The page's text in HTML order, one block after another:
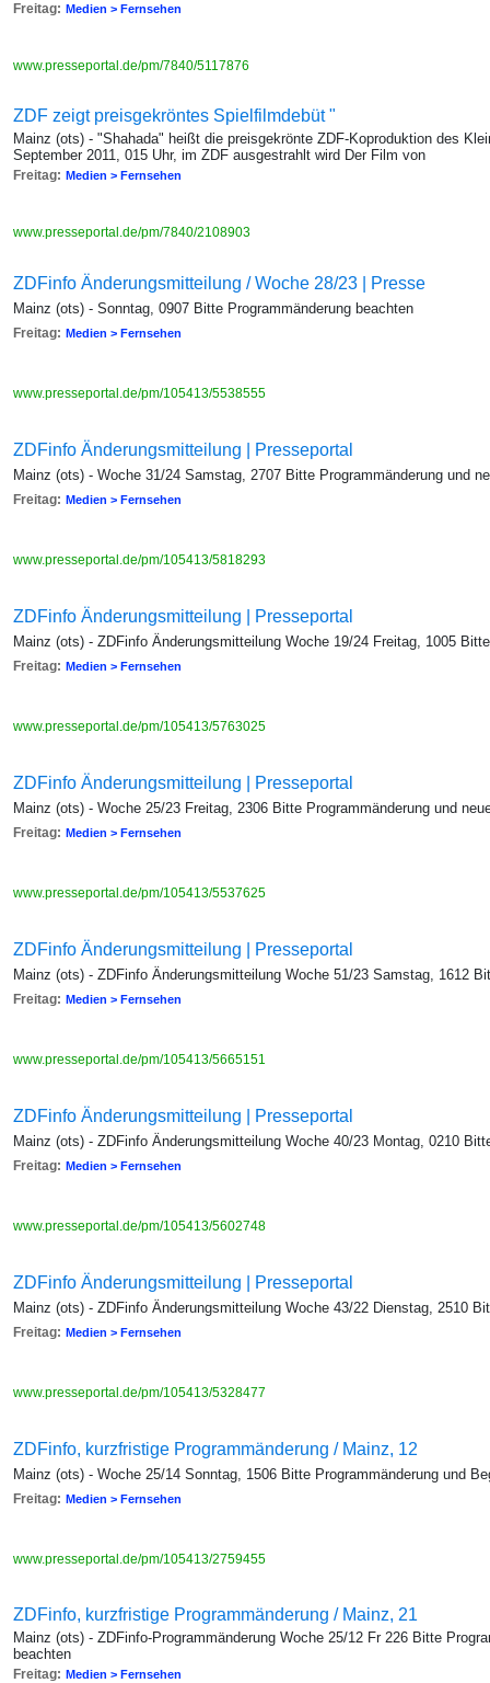
Freitag: Medien > Fernsehen
www.presseportal.de/pm/7840/5117876
ZDF zeigt preisgekröntes Spielfilmdebüt "
Mainz (ots) - "Shahada" heißt die preisgekrönte ZDF-Koproduktion des
September 2011, 015 Uhr, im ZDF ausgestrahlt wird Der Film von
Freitag: Medien > Fernsehen
www.presseportal.de/pm/7840/2108903
ZDFinfo Änderungsmitteilung / Woche 28/23 | Presse
Mainz (ots) - Sonntag, 0907 Bitte Programmänderung beachten
Freitag: Medien > Fernsehen
www.presseportal.de/pm/105413/5538555
ZDFinfo Änderungsmitteilung | Presseportal
Mainz (ots) - Woche 31/24 Samstag, 2707 Bitte Programmänderung und
Freitag: Medien > Fernsehen
www.presseportal.de/pm/105413/5818293
ZDFinfo Änderungsmitteilung | Presseportal
Mainz (ots) - ZDFinfo Änderungsmitteilung Woche 19/24 Freitag, 1005
Freitag: Medien > Fernsehen
www.presseportal.de/pm/105413/5763025
ZDFinfo Änderungsmitteilung | Presseportal
Mainz (ots) - Woche 25/23 Freitag, 2306 Bitte Programmänderung und
Freitag: Medien > Fernsehen
www.presseportal.de/pm/105413/5537625
ZDFinfo Änderungsmitteilung | Presseportal
Mainz (ots) - ZDFinfo Änderungsmitteilung Woche 51/23 Samstag, 1612
Freitag: Medien > Fernsehen
www.presseportal.de/pm/105413/5665151
ZDFinfo Änderungsmitteilung | Presseportal
Mainz (ots) - ZDFinfo Änderungsmitteilung Woche 40/23 Montag, 0210
Freitag: Medien > Fernsehen
www.presseportal.de/pm/105413/5602748
ZDFinfo Änderungsmitteilung | Presseportal
Mainz (ots) - ZDFinfo Änderungsmitteilung Woche 43/22 Dienstag, 2510
Freitag: Medien > Fernsehen
www.presseportal.de/pm/105413/5328477
ZDFinfo, kurzfristige Programmänderung / Mainz, 12
Mainz (ots) - Woche 25/14 Sonntag, 1506 Bitte Programmänderung und
Freitag: Medien > Fernsehen
www.presseportal.de/pm/105413/2759455
ZDFinfo, kurzfristige Programmänderung / Mainz, 21
Mainz (ots) - ZDFinfo-Programmänderung Woche 25/12 Fr 226 Bitte
beachten
Freitag: Medien > Fernsehen